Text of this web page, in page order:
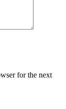
for the next